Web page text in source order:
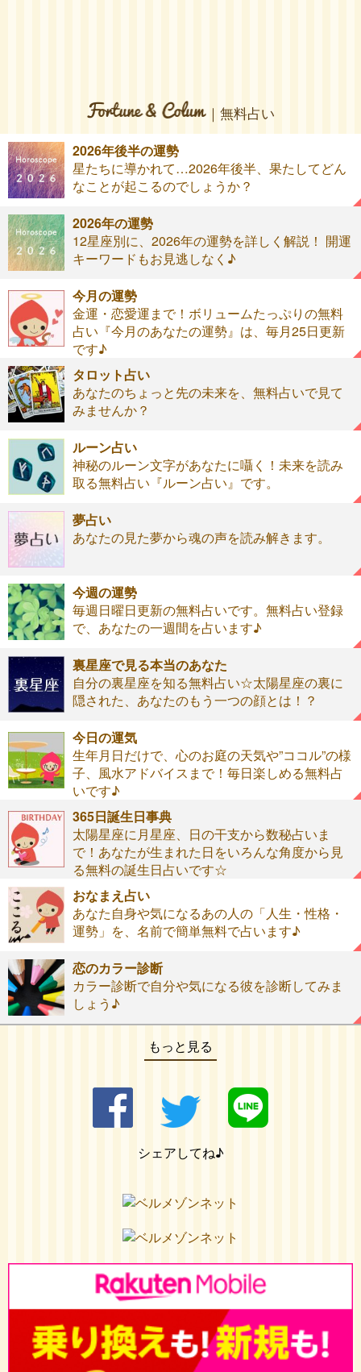
｜無料占い
2026年後半の運勢
星たちに導かれて…2026年後半、果たしてどん
なことが起こるのでしょうか？
2026年の運勢
12星座別に、2026年の運勢を詳しく解説！ 開運
キーワードもお見逃しなく♪
今月の運勢
金運・恋愛運まで！ボリュームたっぷりの無料
占い『今月のあなたの運勢』は、毎月25日更新
です♪
タロット占い
あなたのちょっと先の未来を、無料占いで見て
みませんか？
ルーン占い
神秘のルーン文字があなたに囁く！未来を読み
取る無料占い『ルーン占い』です。
夢占い
あなたの見た夢から魂の声を読み解きます。
今週の運勢
毎週日曜日更新の無料占いです。無料占い登録
で、あなたの一週間を占います♪
裏星座で見る本当のあなた
自分の裏星座を知る無料占い☆太陽星座の裏に
隠された、あなたのもう一つの顔とは！？
今日の運気
生年月日だけで、心のお庭の天気や”ココル”の様
子、風水アドバイスまで！毎日楽しめる無料占
いです♪
365日誕生日事典
太陽星座に月星座、日の干支から数秘占いま
で！あなたが生まれた日をいろんな角度から見
る無料の誕生日占いです☆
おなまえ占い
あなた自身や気になるあの人の「人生・性格・
運勢」を、名前で簡単無料で占います♪
恋のカラー診断
カラー診断で自分や気になる彼を診断してみま
しょう♪
もっと見る
シェアしてね♪